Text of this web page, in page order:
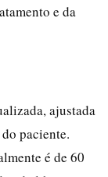
e da
ajustada
paciente.
é de 60